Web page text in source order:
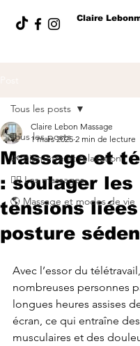
Claire
Tous les posts
🌿 Bien-être et relaxation
💆‍♀️ Les massages
🌎 Massage et modes de vie
Tous les posts
Massage et
: soulager les
tensions
posture
Claire Lebon Massage
1 mars 2025 2 min de lecture
Avec l’essor du
nombreuses personnes
longues heures assises
écran, ce qui entraîne
musculaires et des